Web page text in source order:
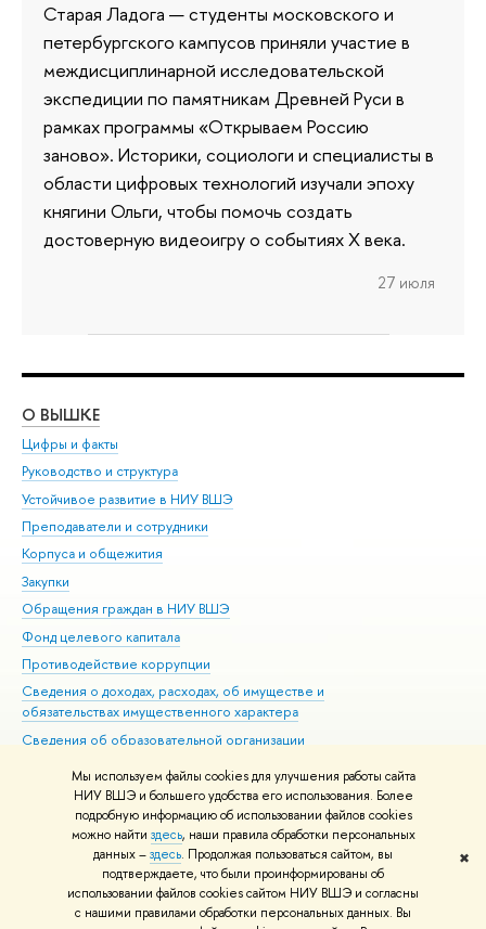
Мы используем файлы cookies для улучшения работы сайта
НИУ ВШЭ и большего удобства его использования. Более
подробную информацию об использовании файлов cookies
можно найти здесь, наши правила обработки персональных
данных –здесь. Продолжая пользоваться сайтом, вы
подтверждаете, что были проинформированы об
использовании файлов cookies сайтом НИУ ВШЭ и согласны
с нашими правилами обработки персональных данных. Вы
✖
Старая Ладога — студенты московского и
петербургского кампусов приняли участие в
междисциплинарной исследовательской
экспедиции по памятникам Древней Руси в
рамках программы «Открываем Россию
заново». Историки, социологи и специалисты в
области цифровых технологий изучали эпоху
княгини Ольги, чтобы помочь создать
достоверную видеоигру о событиях X века.
27 июля
О ВЫШКЕ
Цифры и факты
Руководство и структура
Устойчивое развитие в НИУ ВШЭ
Преподаватели и сотрудники
Корпуса и общежития
Закупки
Обращения граждан в НИУ ВШЭ
Фонд целевого капитала
Противодействие коррупции
Сведения о доходах, расходах, об имуществе и
обязательствах имущественного характера
Сведения об образовательной организации
Людям с ограниченными возможностями здоровья
Единая платежная страница
Работа в Вышке
© НИУ ВШЭ 1993–2026 Адреса и контакты Условия использования
материалов Политика конфиденциальности Карта сайта